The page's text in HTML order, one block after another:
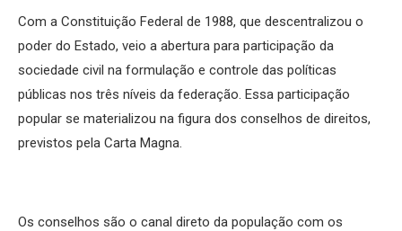
Com a Constituição Federal de 1988, que descentralizou o
poder do Estado, veio a abertura para participação da
sociedade civil na formulação e controle das políticas
públicas nos três níveis da federação. Essa participação
popular se materializou na figura dos conselhos de direitos,
previstos pela Carta Magna.
Os conselhos são o canal direto da população com os